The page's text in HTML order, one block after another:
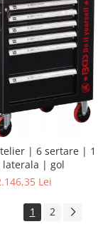
| 6 sertare | 1
laterala | gol
Lei
1 2